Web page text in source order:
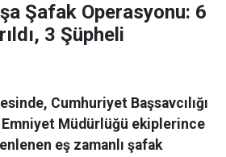
Şafak Operasyonu: 6
3 Şüpheli
Cumhuriyet Başsavcılığı
Müdürlüğü ekiplerince
eş zamanlı şafak